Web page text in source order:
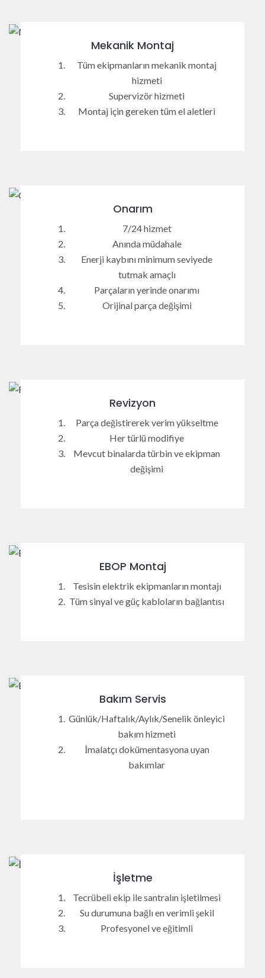
Mekanik Montaj
Tüm ekipmanların mekanik montaj
hizmeti
Supervizör hizmeti
Montaj için gereken tüm el aletleri
Onarım
7/24 hizmet
Anında müdahale
Enerji kaybını minimum seviyede
tutmak amaçlı
Parçaların yerinde onarımı
Orijinal parça değişimi
Revizyon
Parça değistirerek verim yükseltme
Her türlü modifiye
Mevcut binalarda türbin ve ekipman
değişimi
EBOP Montaj
Tesisin elektrik ekipmanların montajı
Tüm sinyal ve güç kabloların bağlantısı
Bakım Servis
Günlük/Haftalık/Aylık/Senelik önleyici
bakım hizmeti
İmalatçı dokümentasyona uyan
bakımlar
İşletme
Tecrübeli ekip ile santralın işletilmesi
Su durumuna bağlı en verimli şekil
Profesyonel ve eğitimli